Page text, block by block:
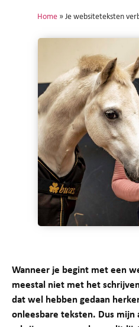
Home»Je websiteteksten
Wanneer je begint met een
meestal niet met het
dat wel hebben gedaan
onleesbare teksten. Dus mijn